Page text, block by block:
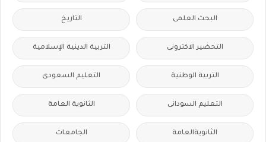
البحث العلمى التاريخ
التحضير الاكترونى التربية الدينية الإسلامية
التربية الوطنية التعليم السعودى
التعليم السودانى الثانوية العامة
الثانويةالعامة الجامعات